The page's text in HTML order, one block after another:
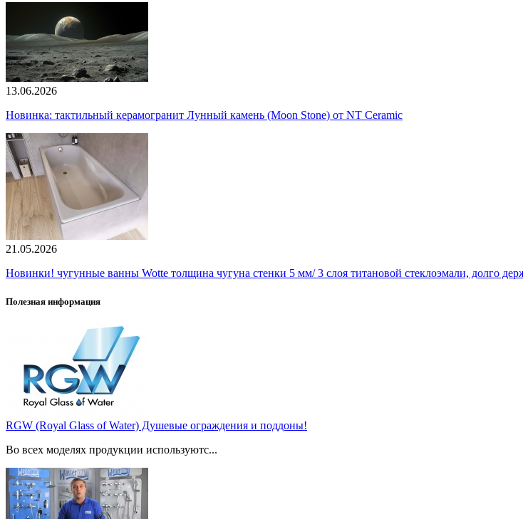
13.06.2026
Новинка: тактильный керамогранит Лунный камень (Moon Stone) от NT Ceramic
21.05.2026
Новинки! чугунные ванны Wotte толщина чугуна стенки 5 мм/ 3 слоя титановой стеклоэмали, долго
Полезная информация
RGW (Royal Glass of Water) Душевые ограждения и поддоны!
Во всех моделях продукции используютс...